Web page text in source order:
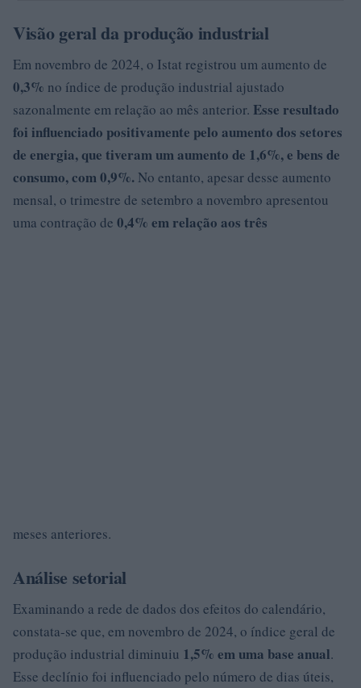
Visão geral da produção industrial
Em novembro de 2024, o Istat registrou um aumento de
0,3% no índice de produção industrial ajustado
sazonalmente em relação ao mês anterior. Esse resultado
foi influenciado positivamente pelo aumento dos setores
de energia, que tiveram um aumento de 1,6%, e bens de
consumo, com 0,9%. No entanto, apesar desse aumento
mensal, o trimestre de setembro a novembro apresentou
uma contração de 0,4% em relação aos três
meses anteriores.
Análise setorial
Examinando a rede de dados dos efeitos do calendário,
constata-se que, em novembro de 2024, o índice geral de
produção industrial diminuiu 1,5% em uma base anual.
Esse declínio foi influenciado pelo número de dias úteis,